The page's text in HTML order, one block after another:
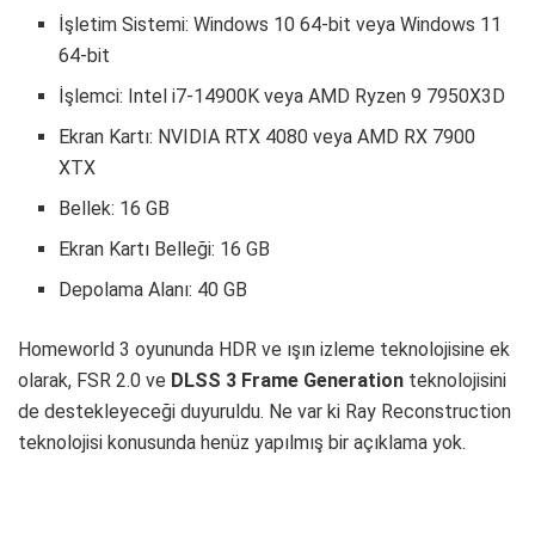
İşletim Sistemi: Windows 10 64-bit veya Windows 11
64-bit
İşlemci: Intel i7-14900K veya AMD Ryzen 9 7950X3D
Ekran Kartı: NVIDIA RTX 4080 veya AMD RX 7900
XTX
Bellek: 16 GB
Ekran Kartı Belleği: 16 GB
Depolama Alanı: 40 GB
Homeworld 3 oyununda HDR ve ışın izleme teknolojisine ek
olarak, FSR 2.0 ve DLSS 3 Frame Generation teknolojisini
de destekleyeceği duyuruldu. Ne var ki Ray Reconstruction
teknolojisi konusunda henüz yapılmış bir açıklama yok.